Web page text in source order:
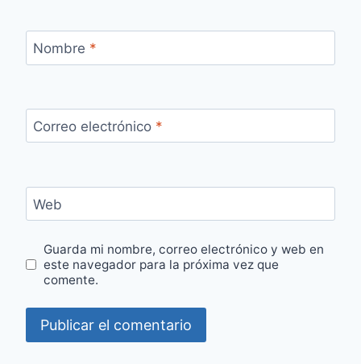
Nombre *
Correo electrónico *
Web
Guarda mi nombre, correo electrónico y web en
este navegador para la próxima vez que
comente.